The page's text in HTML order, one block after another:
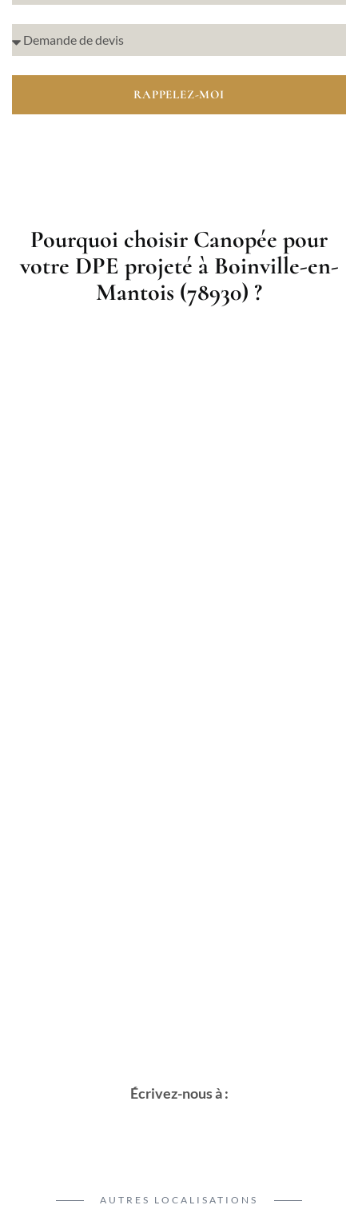
RAPPELEZ-MOI
Pourquoi choisir Canopée pour
votre DPE projeté à Boinville-en-
Mantois (78930) ?
Écrivez-nous à :
AUTRES LOCALISATIONS